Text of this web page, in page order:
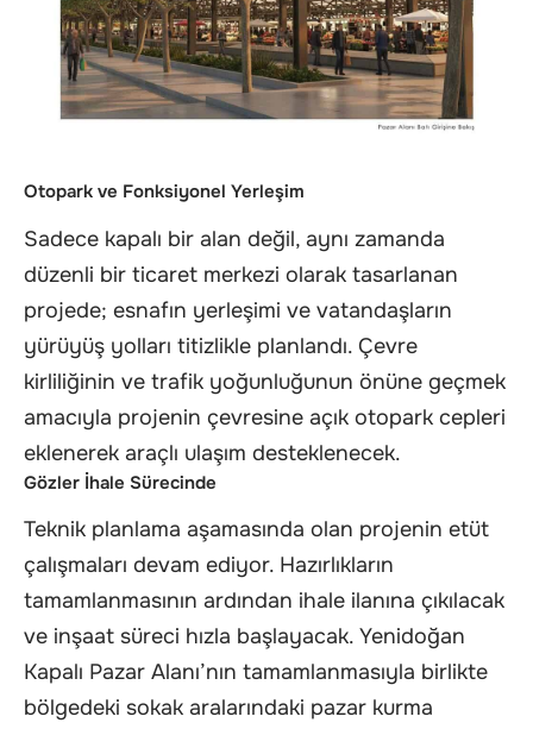
Otopark ve Fonksiyonel Yerleşim
Sadece kapalı bir alan değil, aynı zamanda
düzenli bir ticaret merkezi olarak tasarlanan
projede; esnafın yerleşimi ve vatandaşların
yürüyüş yolları titizlikle planlandı. Çevre
kirliliğinin ve trafik yoğunluğunun önüne geçmek
amacıyla projenin çevresine açık otopark cepleri
eklenerek araçlı ulaşım desteklenecek.
Gözler İhale Sürecinde
Teknik planlama aşamasında olan projenin etüt
çalışmaları devam ediyor. Hazırlıkların
tamamlanmasının ardından ihale ilanına çıkılacak
ve inşaat süreci hızla başlayacak. Yenidoğan
Kapalı Pazar Alanı’nın tamamlanmasıyla birlikte
bölgedeki sokak aralarındaki pazar kurma